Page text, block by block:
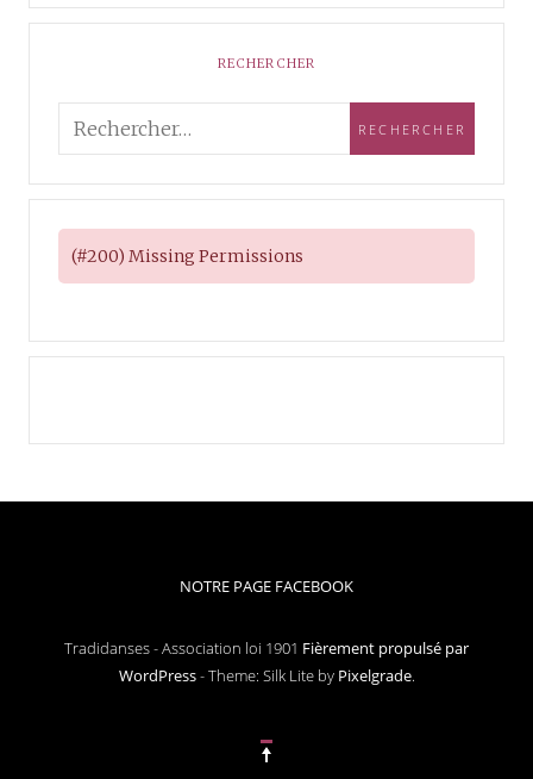
RECHERCHER
(#200) Missing Permissions
NOTRE PAGE FACEBOOK
Tradidanses - Association loi 1901 Fièrement propulsé par
WordPress-Theme: Silk Lite by Pixelgrade.